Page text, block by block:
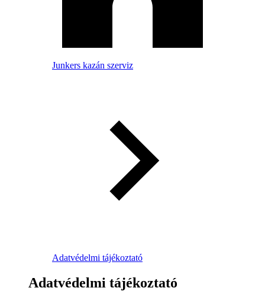
Junkers kazán szerviz
Adatvédelmi tájékoztató
Adatvédelmi tájékoztató